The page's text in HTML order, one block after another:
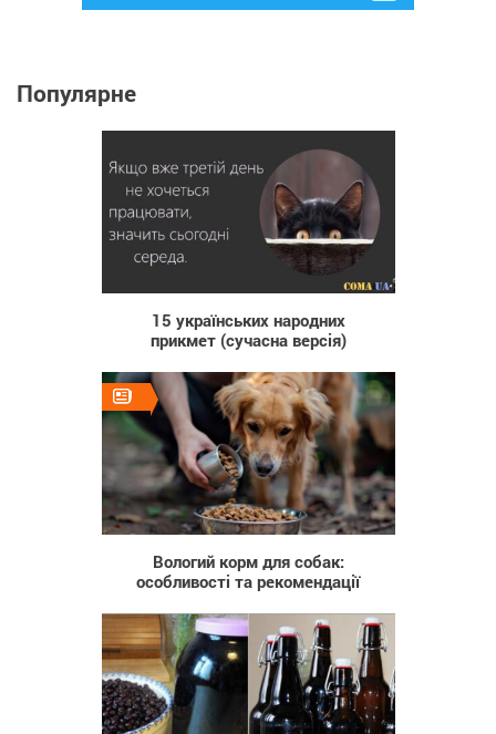
Популярне
14 368
15 українських народних
прикмет (сучасна версія)
93
Вологий корм для собак:
особливості та рекомендації